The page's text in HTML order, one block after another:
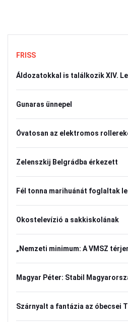
FRISS
Áldozatokkal is találkozik XIV.
Gunaras ünnepel
Óvatosan az elektromos
Zelenszkij Belgrádba érkezett
Fél tonna marihuánát foglaltak
Okostelevízió a sakkiskolának
„Nemzeti minimum: A VMSZ
Magyar Péter: Stabil
Szárnyalt a fantázia az óbecsei